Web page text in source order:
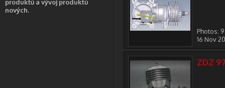
Photos: 9
16 Nov
ZDZ
produktů a vývoj produktů
nových.